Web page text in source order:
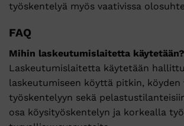
työskentelyä myös vaativissa
FAQ
Mihin laskeutumislaitetta käytetään?
Laskeutumislaitetta käytetään
laskeutumiseen köyttä pitkin, köyden
työskentelyyn sekä
osa köysityöskentelyn ja korkealla